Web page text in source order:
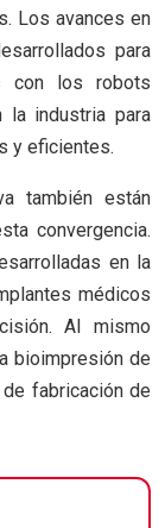
Los avances en
para
con los robots
la industria para
y eficientes.
también están
convergencia.
en la
médicos
Al mismo
bioimpresión de
fabricación de